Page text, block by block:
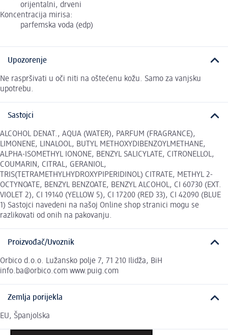
orijentalni, drveni
Koncentracija mirisa:
parfemska voda (edp)
Upozorenje
Ne raspršivati u oči niti na oštećenu kožu. Samo za vanjsku
upotrebu.
Sastojci
ALCOHOL DENAT., AQUA (WATER), PARFUM (FRAGRANCE),
LIMONENE, LINALOOL, BUTYL METHOXYDIBENZOYLMETHANE,
ALPHA-ISOMETHYL IONONE, BENZYL SALICYLATE, CITRONELLOL,
COUMARIN, CITRAL, GERANIOL,
TRIS(TETRAMETHYLHYDROXYPIPERIDINOL) CITRATE, METHYL 2-
OCTYNOATE, BENZYL BENZOATE, BENZYL ALCOHOL, CI 60730 (EXT.
VIOLET 2), CI 19140 (YELLOW 5), CI 17200 (RED 33), CI 42090 (BLUE
1) Sastojci navedeni na našoj Online shop stranici mogu se
razlikovati od onih na pakovanju.
Proizvođač/Uvoznik
Orbico d.o.o. Lužansko polje 7, 71 210 Ilidža, BiH
info.ba@orbico.com www.puig.com
Zemlja porijekla
EU, Španjolska